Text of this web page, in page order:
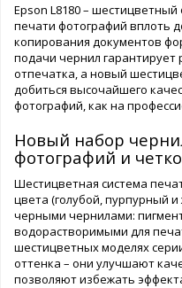
Epson L8180 –
печати фотографий вплоть
копирования документов
подачи чернил гарантирует
отпечатка, а новый
добиться высочайшего
фотографий, как на
Новый набор
фотографий и
Шестицветная система
цвета (голубой, пурпурный
черными чернилами:
водорастворимыми для
шестицветных моделях
оттенка – они улучшают
позволяют избежать